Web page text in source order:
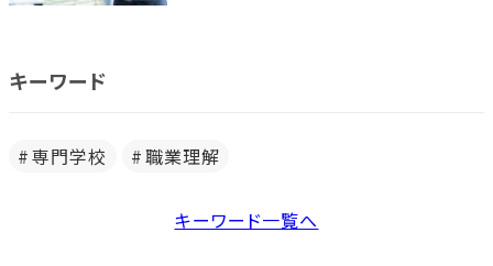
キーワード
専門学校 職業理解
キーワード一覧へ